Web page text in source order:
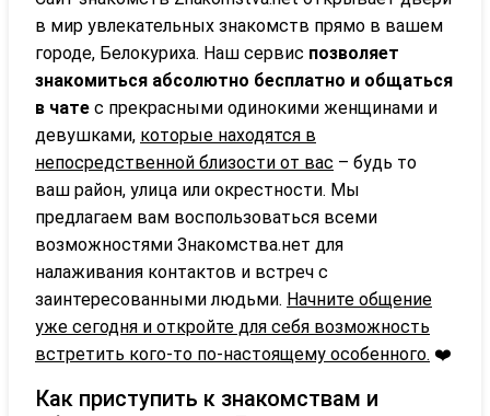
в мир увлекательных знакомств прямо в вашем
городе, Белокуриха. Наш сервис позволяет
знакомиться абсолютно бесплатно и общаться
в чате с прекрасными одинокими женщинами и
девушками, которые находятся в
непосредственной близости от вас – будь то
ваш район, улица или окрестности. Мы
предлагаем вам воспользоваться всеми
возможностями Знакомства.нет для
налаживания контактов и встреч с
заинтересованными людьми. Начните общение
уже сегодня и откройте для себя возможность
встретить кого-то по-настоящему особенного. ❤️
Как приступить к знакомствам и